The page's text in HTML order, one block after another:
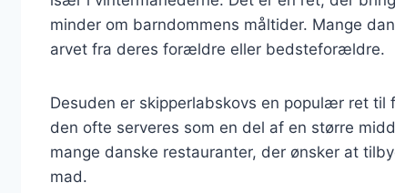
minder om barndommens måltider. Mange
arvet fra deres forældre eller bedsteforældre.
Desuden er skipperlabskovs en populær ret til
den ofte serveres som en del af en større
mange danske restauranter, der ønsker at
mad.